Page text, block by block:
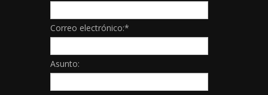
Correo electrónico:*
Asunto: